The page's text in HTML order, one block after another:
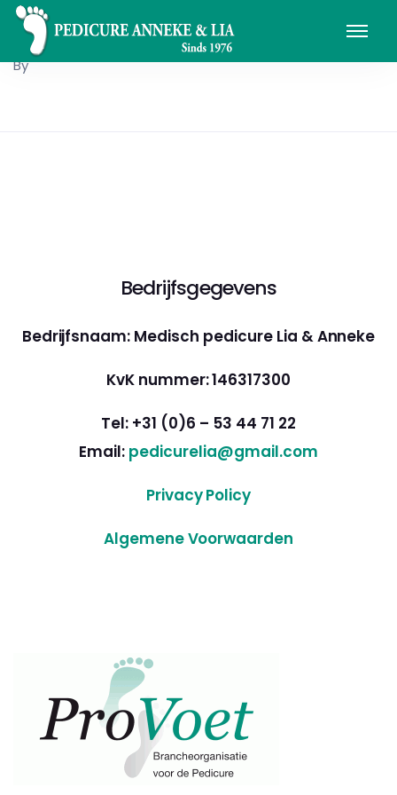
By
Bedrijfsgegevens
Bedrijfsnaam: Medisch pedicure Lia & Anneke
KvK nummer: 146317300
Tel: +31 (0)6 – 53 44 71 22
Email: pedicurelia@gmail.com
Privacy Policy
Algemene Voorwaarden